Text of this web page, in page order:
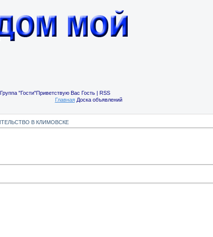
"Гости"Приветствую Вас Гость | RSS
ГлавнаяДоска объявлений
В КЛИМОВСКЕ